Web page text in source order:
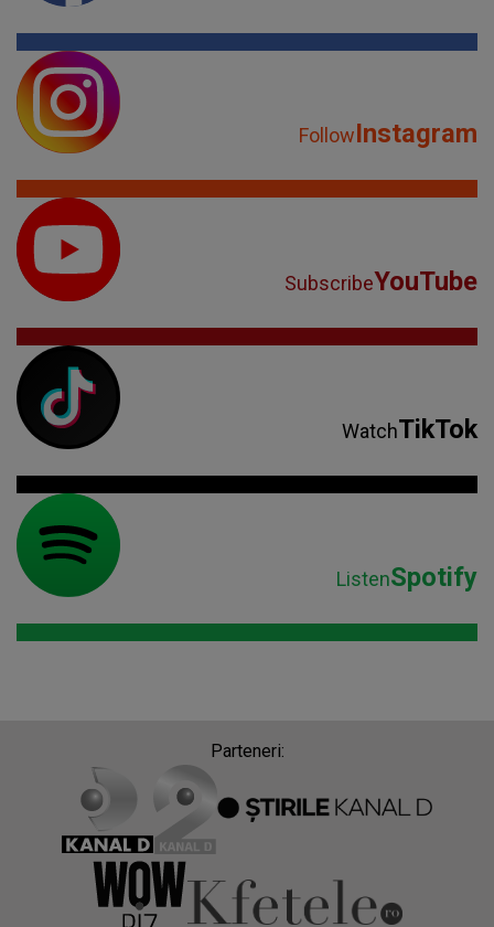
FollowInstagram
SubscribeYouTube
WatchTikTok
ListenSpotify
Parteneri: